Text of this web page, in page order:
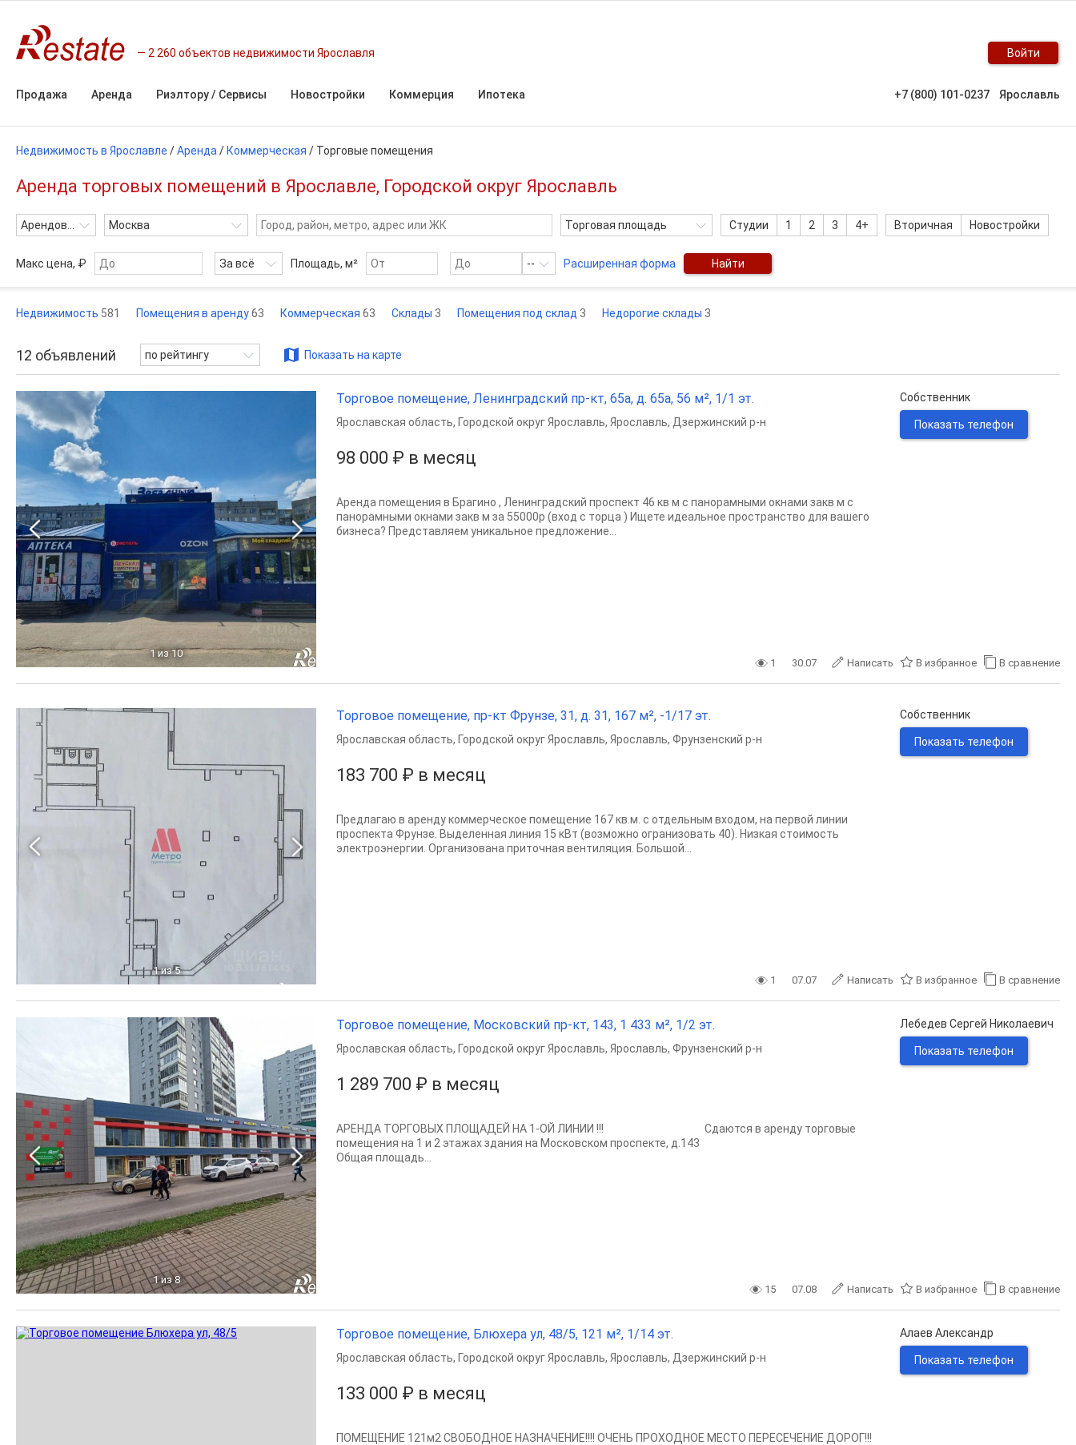
2 260 объектов недвижимости Ярославля Войти
Продажа Аренда Риэлтору / Сервисы Новостройки Коммерция Ипотека +7 (800) 101-0237 Ярославль
Недвижимость в Ярославле /Аренда / Коммерческая / Торговые помещения
Аренда торговых помещений в Ярославле, Городской округ Ярославль
Арендовать Москва Торговая площадь Студии 1 2 3 4+ Вторичная Новостройки
Макс цена, ₽ За всё Площадь, м² -- Расширенная форма Найти
Недвижимость 581 Помещения в аренду63 Коммерческая 63 Склады 3 Помещения под склад 3 Недорогие склады 3
12 объявлений по рейтингу Показать на карте
1 из 10
Торговое помещение, Ленинградский пр-кт, 65а, д. 65а, 56 м², 1/1 эт.
98 000 ₽ в месяц
Ярославская область, Городской округ Ярославль, Ярославль, Дзержинский р-н
Аренда помещения в Брагино , Ленинградский проспект 46 кв м с панорамными окнами закв м с
панорамными окнами закв м за 55000р (вход с торца ) Ищете идеальное пространство для вашего
бизнеса? Представляем уникальное предложение...
Собственник
Показать телефон
1 30.07 Написать В избранное В сравнение
1 из 5
Торговое помещение, пр-кт Фрунзе, 31, д. 31, 167 м², -1/17 эт.
183 700 ₽ в месяц
Ярославская область, Городской округ Ярославль, Ярославль, Фрунзенский р-н
Предлагаю в аренду коммерческое помещение 167 кв.м. с отдельным входом, на первой линии
проспекта Фрунзе. Выделенная линия 15 кВт (возможно огранизовать 40). Низкая стоимость
электроэнергии. Организована приточная вентиляция. Большой...
Собственник
Показать телефон
1 07.07 Написать В избранное В сравнение
1 из 8
Торговое помещение, Московский пр-кт, 143, 1 433 м², 1/2 эт.
1 289 700 ₽ в месяц
Ярославская область, Городской округ Ярославль, Ярославль, Фрунзенский р-н
АРЕНДА ТОРГОВЫХ ПЛОЩАДЕЙ НА 1-ОЙ ЛИНИИ !!! Сдаются в аренду торговые
помещения на 1 и 2 этажах здания на Московском проспекте, д.143
Общая площадь...
Лебедев Сергей Николаевич
Показать телефон
15 07.08 Написать В избранное В сравнение
Торговое помещение, Блюхера ул, 48/5, 121 м², 1/14 эт.
133 000 ₽ в месяц
Ярославская область, Городской округ Ярославль, Ярославль, Дзержинский р-н
ПОМЕЩЕНИЕ 121м2 СВОБОДНОЕ НАЗНАЧЕНИЕ!!!! ОЧЕНЬ ПРОХОДНОЕ МЕСТО ПЕРЕСЕЧЕНИЕ ДОРОГ!!!
Алаев Александр
Показать телефон